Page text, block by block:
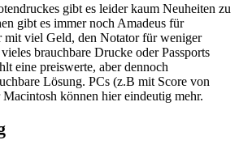
gibt es leider kaum Neuheiten zu
gibt es immer noch Amadeus für
mit viel Geld, den Notator für weniger
brauchbare Drucke oder Passports
eine preiswerte, aber dennoch
Lösung. PCs (z.B mit Score von
können hier eindeutig mehr.